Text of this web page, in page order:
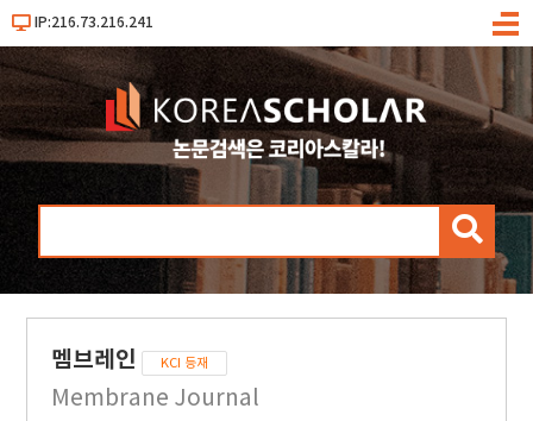
IP:216.73.216.241
메
검
멤브레인 KCI 등재
Membrane Journal